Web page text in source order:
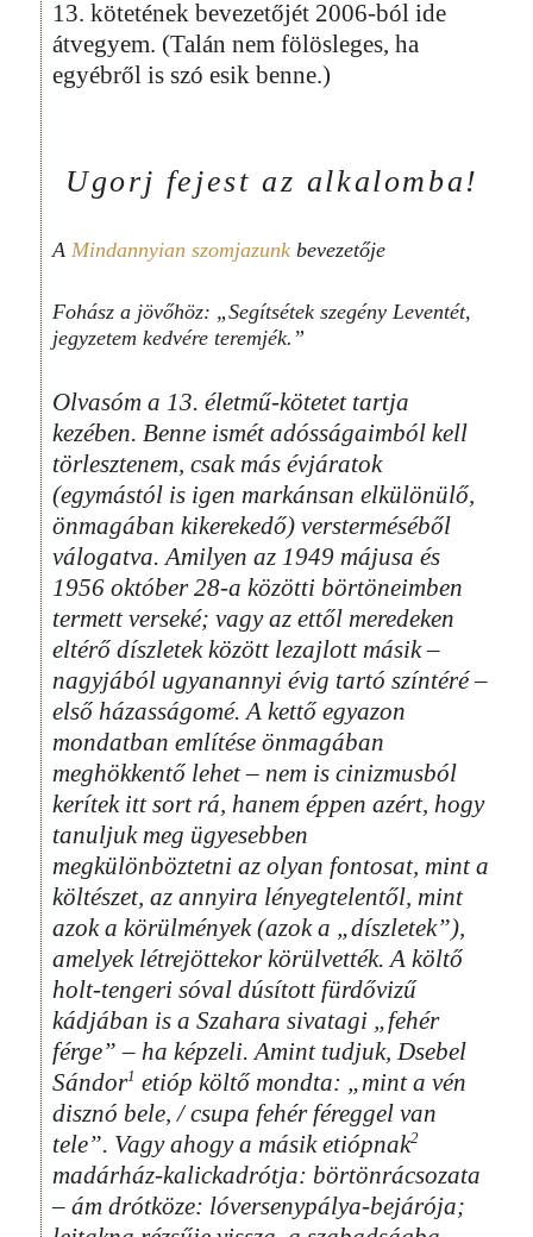
13. kötetének bevezetőjét 2006-ból ide
átvegyem. (Talán nem fölösleges, ha
egyébről is szó esik benne.)
Ugorj fejest az alkalomba!
A Mindannyian szomjazunk bevezetője
Fohász a jövőhöz: „Segítsétek szegény Leventét,
jegyzetem kedvére teremjék.”
Olvasóm a 13. életmű-kötetet tartja
kezében. Benne ismét adósságaimból kell
törlesztenem, csak más évjáratok
(egymástól is igen markánsan elkülönülő,
önmagában kikerekedő) versterméséből
válogatva. Amilyen az 1949 májusa és
1956 október 28-a közötti börtöneimben
termett verseké; vagy az ettől meredeken
eltérő díszletek között lezajlott másik –
nagyjából ugyanannyi évig tartó színtéré –
első házasságomé. A kettő egyazon
mondatban említése önmagában
meghökkentő lehet – nem is cinizmusból
kerítek itt sort rá, hanem éppen azért, hogy
tanuljuk meg ügyesebben
megkülönböztetni az olyan fontosat, mint a
költészet, az annyira lényegtelentől, mint
azok a körülmények (azok a „díszletek”),
amelyek létrejöttekor körülvették. A költő
holt-tengeri sóval dúsított fürdővizű
kádjában is a Szahara sivatagi „fehér
férge” – ha képzeli. Amint tudjuk, Dsebel
Sándor1 etióp költő mondta: „mint a vén
disznó bele, / csupa fehér féreggel van
tele”. Vagy ahogy a másik etiópnak2
madárház-kalickadrótja: börtönrácsozata
– ám drótköze: lóversenypálya-bejárója;